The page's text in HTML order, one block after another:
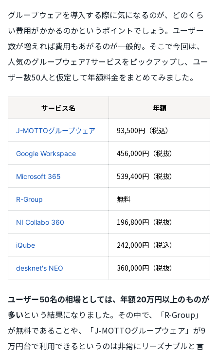
グループウェアを導入する際に気になるのが、どのくら
い費用がかかるのかというポイントでしょう。ユーザー
数が増えれば費用もあがるのが一般的。そこで今回は、
人気のグループウェア7サービスをピックアップし、ユー
ザー数50人と仮定して年額料金をまとめてみました。
サービス名 年額
J-MOTTOグループウェア 93,500円（税込）
Google Workspace 456,000円（税抜）
Microsoft 365 539,400円（税抜）
R-Group 無料
NI Collabo 360 196,800円（税抜）
iQube 242,000円（税込）
desknet's NEO 360,000円（税抜）
ユーザー50名の相場としては、年額20万円以上のものが
多い という結果になりました。その中で、「R-Group」
が無料であることや、「J-MOTTOグループウェア」が9
万円台で利用できるというのは非常にリーズナブルと言